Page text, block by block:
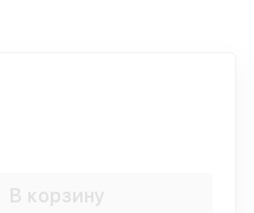
В корзину